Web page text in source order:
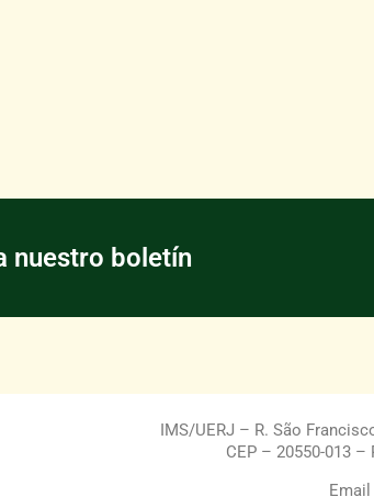
nuestro boletín
IMS/UERJ – R. São
CEP – 20550-013 –